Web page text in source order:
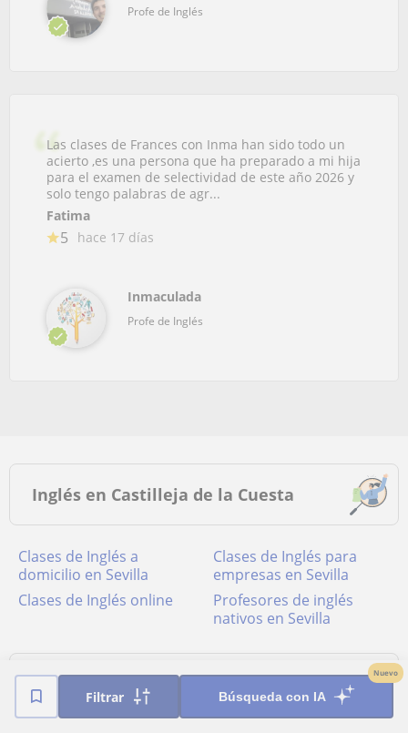
Filtrar Búsqueda con IA
Nuevo
Profe de Inglés
Las clases de Frances con Inma han sido todo un
acierto ,es una persona que ha preparado a mi hija
para el examen de selectividad de este año 2026 y
solo tengo palabras de agr...
Fatima
5 hace 17 días
Inmaculada
Profe de Inglés
Inglés en Castilleja de la Cuesta
Clases de Inglés a
domicilio en Sevilla
Clases de Inglés para
empresas en Sevilla
Clases de Inglés online
Profesores de inglés
nativos en Sevilla
Poblaciones cercanas a Castilleja de
la Cuesta